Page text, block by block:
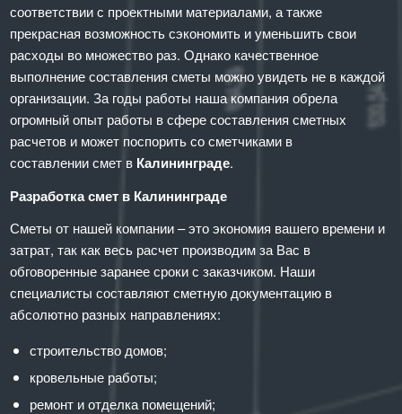
соответствии с проектными материалами, а также
прекрасная возможность сэкономить и уменьшить свои
расходы во множество раз. Однако качественное
выполнение составления сметы можно увидеть не в каждой
организации. За годы работы наша компания обрела
огромный опыт работы в сфере составления сметных
расчетов и может поспорить со сметчиками в
составлении смет в Калининграде.
Разработка смет в Калининграде
Сметы от нашей компании – это экономия вашего времени и
затрат, так как весь расчет производим за Вас в
обговоренные заранее сроки с заказчиком. Наши
специалисты составляют сметную документацию в
абсолютно разных направлениях:
строительство домов;
кровельные работы;
ремонт и отделка помещений;